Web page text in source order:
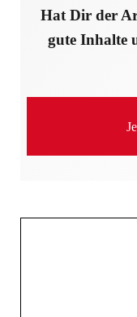
Hat Dir der
gute Inhalte